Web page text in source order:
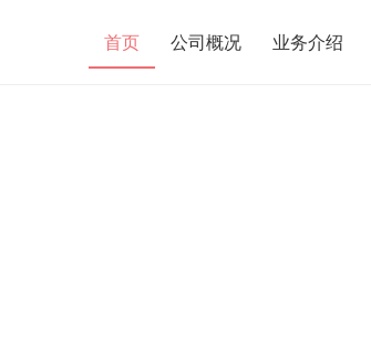
首页 公司概况 业务介绍